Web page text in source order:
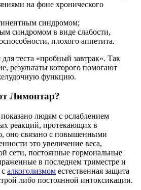
на фоне хронического
синдромом;
синдромом в виде слабости,
плохого аппетита.
теста «пробный завтрак». Так
результаты которого помогают
функцию.
Лимонтар?
людям с ослаблением
реакций, протекающих в
оно связано с повышенными
это увеличение веса,
сети, постоянные гормональные
в последнем триместре и
алкоголизмом естественная защита
либо постоянной интоксикации.